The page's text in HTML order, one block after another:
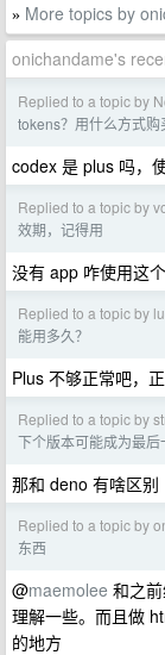
» More topics by
onichandame's
Replied to a topic by
tokens？用什么方式购
codex 是 plus 吗，
Replied to a topic by
效期，记得用
没有 app 咋使用这
Replied to a topic by
能用多久？
Plus 不够正常吧，
Replied to a topic by
下个版本可能成为最后
那和 deno 有啥区别
Replied to a topic by
东西
@maemolee 和之
理解一些。而且做
的地方